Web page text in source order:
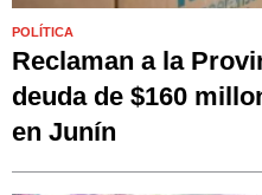
POLÍTICA
Reclaman a la
deuda de $160
en Junín